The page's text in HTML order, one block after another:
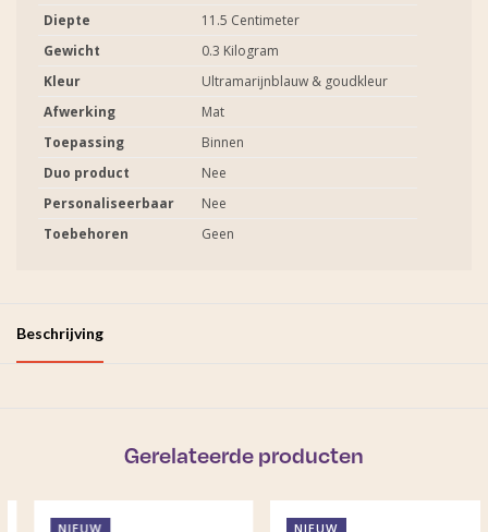
Diepte
11.5 Centimeter
Gewicht
0.3 Kilogram
Kleur
Ultramarijnblauw & goudkleur
Afwerking
Mat
Toepassing
Binnen
Duo product
Nee
Personaliseerbaar
Nee
Toebehoren
Geen
Beschrijving
Gerelateerde producten
NIEUW NIEUW